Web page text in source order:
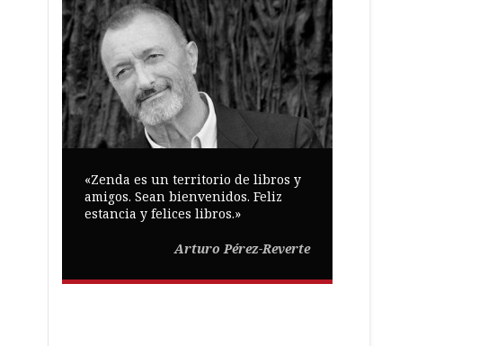
«Zenda es un territorio de libros y
amigos. Sean bienvenidos. Feliz
estancia y felices libros.»
Arturo Pérez-Reverte